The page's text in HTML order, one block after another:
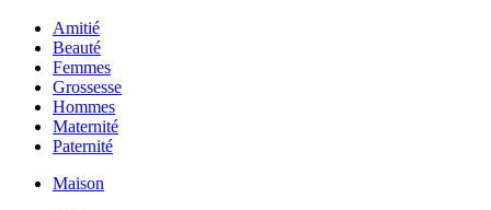
Amitié
Beauté
Femmes
Grossesse
Hommes
Maternité
Paternité
Maison